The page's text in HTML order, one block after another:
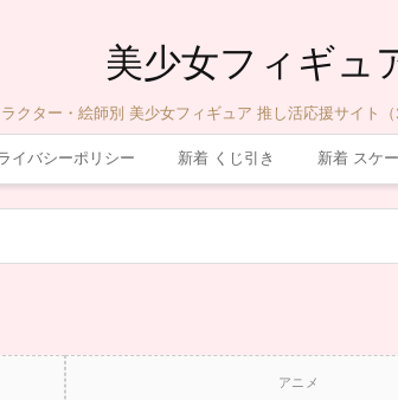
美少女フィギュ
クター・絵師別 美少女フィギュア 推し活応援サイト
イバシーポリシー 新着 くじ引き 新着 スケ
アニメ